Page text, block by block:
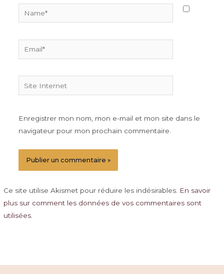
Site
Internet
Enregistrer mon nom, mon e-mail et mon site dans le
navigateur pour mon prochain commentaire.
Ce site utilise Akismet pour réduire les indésirables. En savoir
plus sur comment les données de vos commentaires sont
utilisées